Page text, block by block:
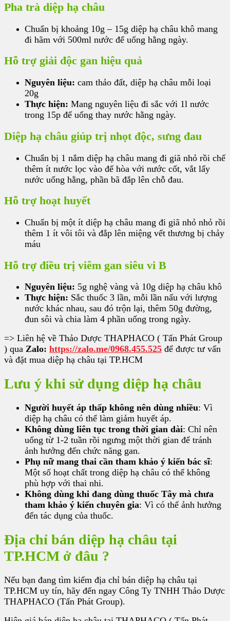
Pha trà diệp hạ châu
Chuẩn bị khoảng 10g – 15g diệp hạ châu khô mang
đi hãm với 500ml nước để uống hằng ngày.
Hỗ trợ giải độc gan hiệu quả
Nguyên liệu: cam thảo đất, diệp hạ châu mỗi loại
20g
Thực hiện: Mang nguyên liệu đi sắc với 1l nước
trong 15p để uống thay nước hằng ngày.
Diệp hạ châu giúp trị nhọt độc, sưng đau
Chuẩn bị 1 nắm diệp hạ châu mang đi giã nhỏ rồi chế
thêm ít nước lọc vào để hòa với nước cốt, vắt lấy
nước uống hằng, phần bã đắp lên chỗ đau.
Hỗ trợ hoạt huyết
Chuẩn bị một ít diệp hạ châu mang đi giã nhỏ nhỏ rồi
thêm 1 ít vôi tôi và đắp lên miệng vết thương bị chảy
máu
Hỗ trợ điều trị viêm gan siêu vi B
Nguyên liệu: 5g nghệ vàng và 10g diệp hạ châu khô
Thực hiện: Sắc thuốc 3 lần, mỗi lần nấu với lượng
nước khác nhau, sau đó trộn lại, thêm 50g đường,
đun sôi và chia làm 4 phần uống trong ngày.
=> Liên hệ về Thảo Dược THAPHACO ( Tấn Phát Group
) qua Zalo: https://zalo.me/0968.455.525 để được tư vấn
và đặt mua diệp hạ châu tại TP.HCM
Lưu ý khi sử dụng diệp hạ châu
Người huyết áp thấp không nên dùng nhiều: Vì
diệp hạ châu có thể làm giảm huyết áp.
Không dùng liên tục trong thời gian dài: Chỉ nên
uống từ 1-2 tuần rồi ngưng một thời gian để tránh
ảnh hưởng đến chức năng gan.
Phụ nữ mang thai cần tham khảo ý kiến bác sĩ:
Một số hoạt chất trong diệp hạ châu có thể không
phù hợp với thai nhi.
Không dùng khi đang dùng thuốc Tây mà chưa
tham khảo ý kiến chuyên gia: Vì có thể ảnh hưởng
đến tác dụng của thuốc.
Địa chỉ bán diệp hạ châu tại
TP.HCM ở đâu ?
Nếu bạn đang tìm kiếm địa chỉ bán diệp hạ châu tại
TP.HCM uy tín, hãy đến ngay Công Ty TNHH Thảo Dược
THAPHACO (Tấn Phát Group).